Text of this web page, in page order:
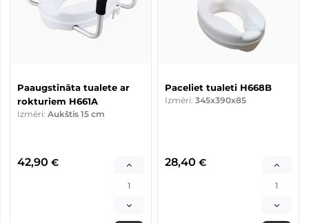
Paaugstināta tualete ar
rokturiem H661A
Izmēri: Aukštis 15 cm
42,90 €
Paceliet tualeti H668B
Izmēri: 345x390x85
28,40 €